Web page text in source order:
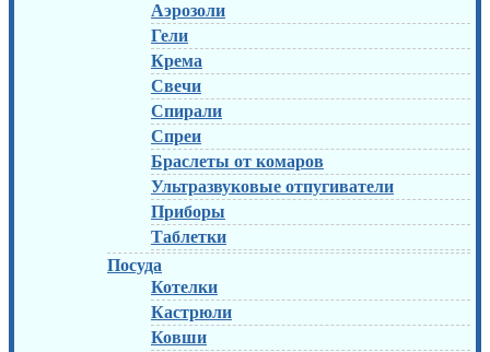
Аэрозоли
Гели
Крема
Свечи
Спирали
Спреи
Браслеты от комаров
Ультразвуковые отпугиватели
Приборы
Таблетки
Посуда
Котелки
Кастрюли
Ковши